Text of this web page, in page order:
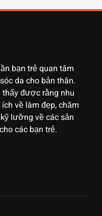
bạn trẻ quan tâm
da cho bản thân.
thấy được rằng nhu
về làm đẹp, chăm
lưỡng về các sản
các bạn trẻ.